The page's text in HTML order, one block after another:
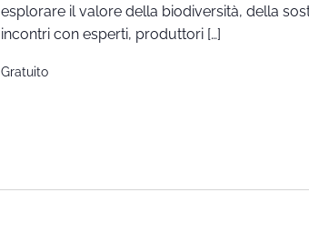
esplorare il valore della biodiversità, della
incontri con esperti, produttori […]
Gratuito